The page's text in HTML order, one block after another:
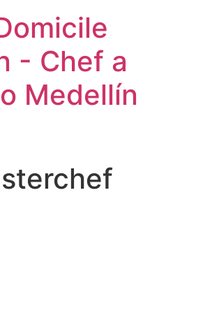
- Chef a
Medellín